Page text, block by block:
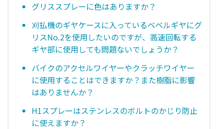
グリススプレーに色はありますか？
刈払機のギヤケースに入っているベベルギヤにグ
リスNo.2を使用したいのですが、高速回転する
ギヤ部に使用しても問題ないでしょうか？
バイクのアクセルワイヤーやクラッチワイヤー
に使用することはできますか？また樹脂に影響
はありませんか？
H1スプレーはステンレスのボルトのかじり防止
に使えますか？